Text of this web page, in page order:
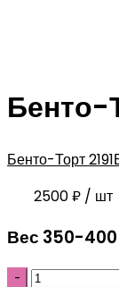
Бенто-
Бенто-Торт 2191
2500₽ / шт
Вес 350-400